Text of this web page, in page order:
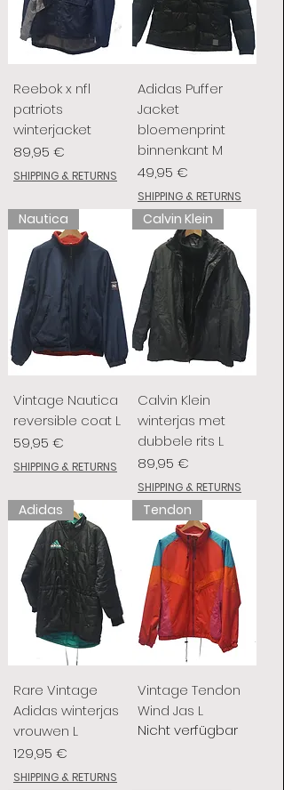
Reebok x nfl
patriots
winterjacket
Preis
89,95 €
SHIPPING & RETURNS
Adidas Puffer
Jacket
bloemenprint
binnenkant M
Preis
49,95 €
SHIPPING & RETURNS
Nautica
Vintage Nautica
reversible coat L
Preis
59,95 €
SHIPPING & RETURNS
Calvin Klein
Calvin Klein
winterjas met
dubbele rits L
Preis
89,95 €
SHIPPING & RETURNS
Adidas
Rare Vintage
Adidas winterjas
vrouwen L
Preis
129,95 €
SHIPPING & RETURNS
Tendon
Vintage Tendon
Wind Jas L
Nicht verfügbar